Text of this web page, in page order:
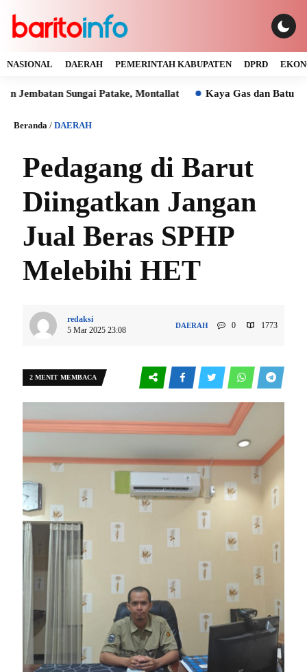
NASIONAL DAERAH PEMERINTAH KABUPATEN DPRD
Sungai Patake, Montallat Kaya Gas dan Batu Bara
Beranda / DAERAH
Pedagang di Barut
Diingatkan Jangan
Jual Beras SPHP
Melebihi HET
redaksi
5 Mar 2025 23:08
DAERAH 0 1773
2 MENIT MEMBACA